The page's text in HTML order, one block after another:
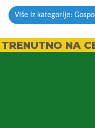
Više iz kategorije:
TRENUTNO NA